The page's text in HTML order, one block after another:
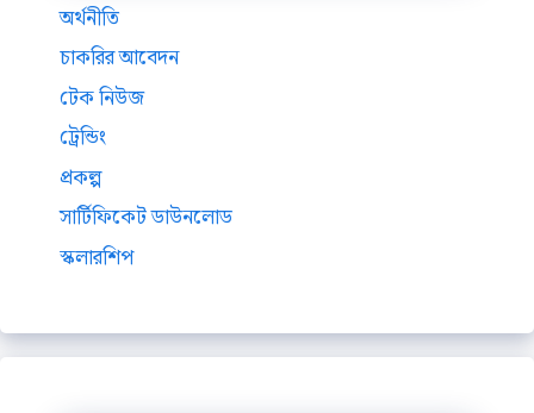
অর্থনীতি
চাকরির আবেদন
টেক নিউজ
ট্রেন্ডিং
প্রকল্প
সার্টিফিকেট ডাউনলোড
স্কলারশিপ